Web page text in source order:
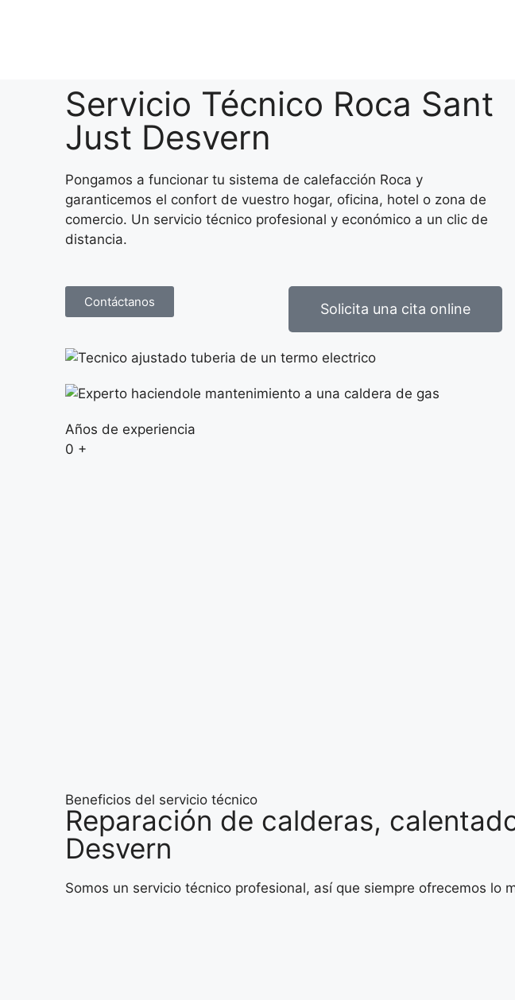
Servicio Técnico Roca Sant
Just Desvern
Pongamos a funcionar tu sistema de calefacción Roca y
garanticemos el confort de vuestro hogar, oficina, hotel o zona de
comercio. Un servicio técnico profesional y económico a un clic de
distancia.
Contáctanos Solicita una cita online
Años de experiencia
0 +
Beneficios del servicio técnico
Reparación de calderas,
Desvern
Somos un servicio técnico profesional, así que siempre ofrecemos lo